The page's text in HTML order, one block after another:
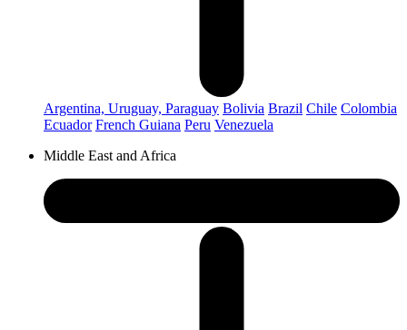
Argentina, Uruguay, Paraguay Bolivia Brazil Chile Colombia
Ecuador French Guiana Peru Venezuela
Middle East and Africa